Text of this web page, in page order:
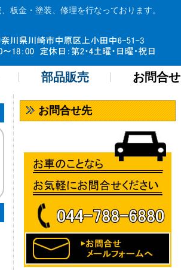
板金・塗装、修理を行なっております。
部品販売 お問合せ
お問合せ先